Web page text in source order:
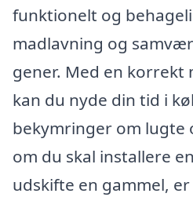
funktionelt og
madlavning og
gener. Med en
kan du nyde din tid i
bekymringer om lugte
om du skal installere
udskifte en gammel,